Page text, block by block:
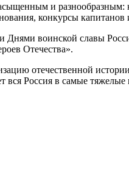
и разнообразным:
конкурсы капитанов
воинской славы
Отечества».
отечественной
Россия в самые тяжелые